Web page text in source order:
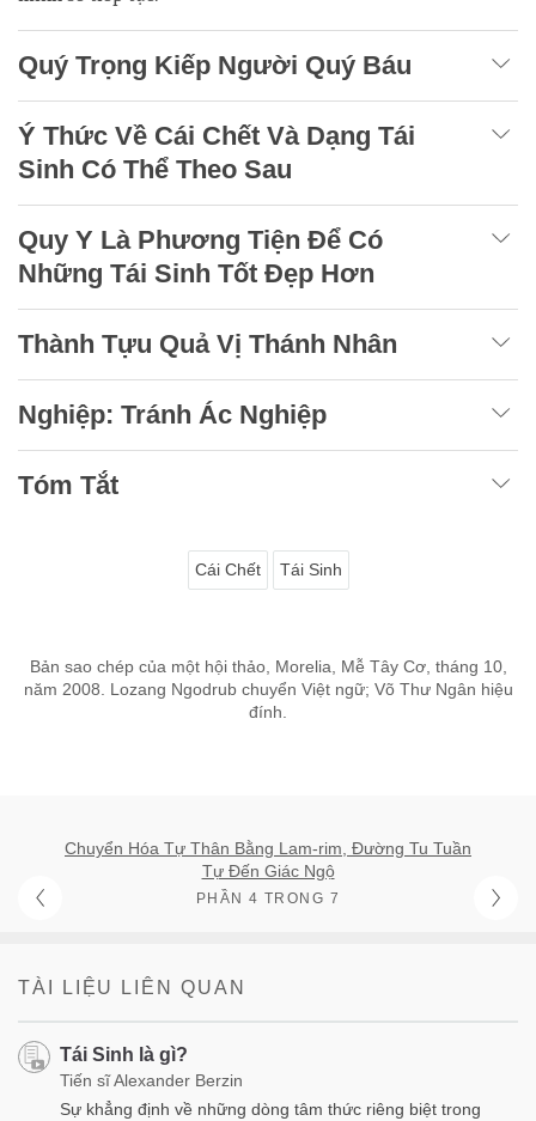
Quý Trọng Kiếp Người Quý Báu
Ý Thức Về Cái Chết Và Dạng Tái
Sinh Có Thể Theo Sau
Quy Y Là Phương Tiện Để Có
Những Tái Sinh Tốt Đẹp Hơn
Thành Tựu Quả Vị Thánh Nhân
Nghiệp: Tránh Ác Nghiệp
Tóm Tắt
Cái Chết Tái Sinh
Bản sao chép của một hội thảo, Morelia, Mễ Tây Cơ, tháng 10,
năm 2008. Lozang Ngodrub chuyển Việt ngữ; Võ Thư Ngân hiệu
đính.
Chuyển Hóa Tự Thân Bằng Lam-rim, Đường Tu Tuần
Tự Đến Giác Ngộ
PHẦN 4 TRONG 7
TÀI LIỆU LIÊN QUAN
Tái Sinh là gì?
Tiến sĩ Alexander Berzin
Sự khẳng định về những dòng tâm thức riêng biệt trong